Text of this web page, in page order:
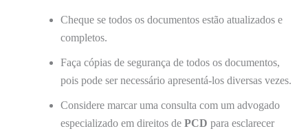
Cheque se todos os documentos estão atualizados e
completos.
Faça cópias de segurança de todos os documentos,
pois pode ser necessário apresentá-los diversas vezes.
Considere marcar uma consulta com um advogado
especializado em direitos de PCD para esclarecer